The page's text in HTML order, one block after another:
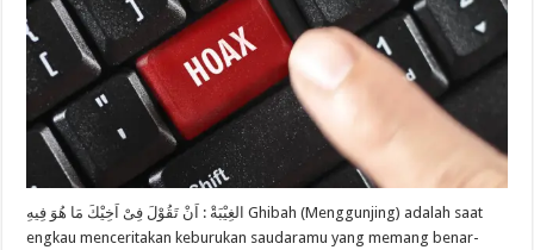
الغِيْبَةْ : اَنْ تَقُوْلَ فِىْ اَخِيْكَ مَا هُوَ فِيهِ Ghibah (Menggunjing) adalah saat
engkau menceritakan keburukan saudaramu yang memang benar-